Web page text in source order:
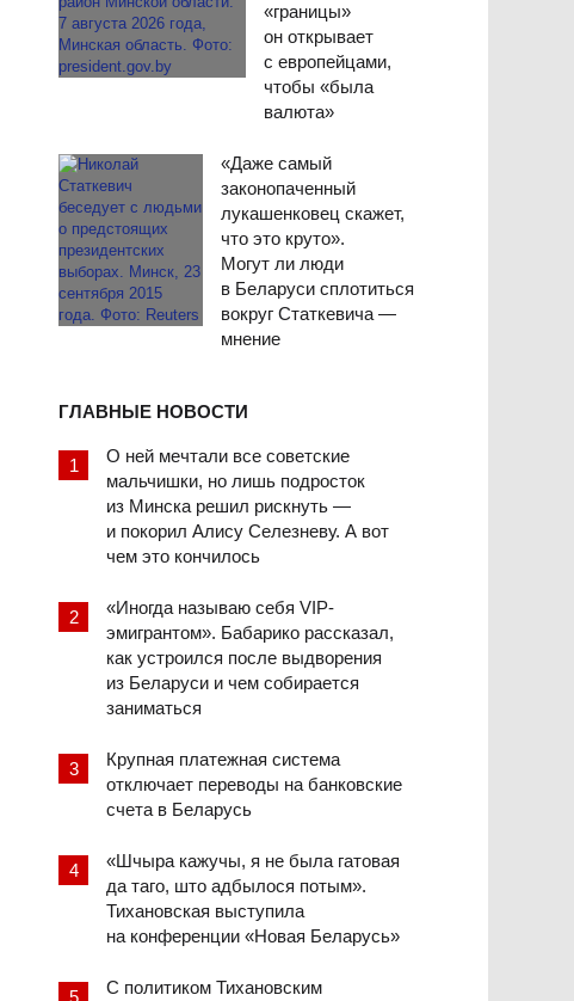
«границы»
он открывает
с европейцами,
чтобы «была
валюта»
«Даже самый
законопаченный
лукашенковец скажет,
что это круто».
Могут ли люди
в Беларуси сплотиться
вокруг Статкевича —
мнение
ГЛАВНЫЕ НОВОСТИ
О ней мечтали все советские
мальчишки, но лишь подросток
из Минска решил рискнуть —
и покорил Алису Селезневу. А вот
чем это кончилось
«Иногда называю себя VIP-
эмигрантом». Бабарико рассказал,
как устроился после выдворения
из Беларуси и чем собирается
заниматься
Крупная платежная система
отключает переводы на банковские
счета в Беларусь
«Шчыра кажучы, я не была гатовая
да таго, што адбылося потым».
Тихановская выступила
на конференции «Новая Беларусь»
С политиком Тихановским